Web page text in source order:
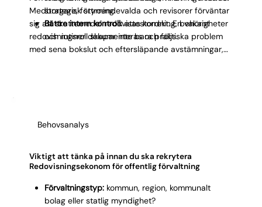
strategisk styrning.
Bättre intern kontroll:attestordning, behörigheter
och rutiner dokumenteras och följs.
Medborgare, förtroendevalda och revisorer förväntar
sig att skattemedel redovisas korrekt. En vakant
redovisningsroll skapar inte bara praktiska problem
med sena bokslut och eftersläpande avstämningar,
rutiner som håller över tid. Det ger stabilitet i hela
Behovsanalys
Viktigt att tänka på innan du ska rekrytera
Redovisningsekonom för offentlig förvaltning
Förvaltningstyp:kommun, region, kommunalt
bolag eller statlig myndighet?